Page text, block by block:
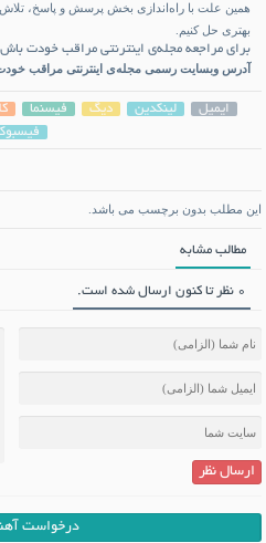
همین علت با راه‌اندازی بخش پرسش و پاسخ،
بهتری حل کنیم.
برای مراجعه مجله‌ی اینترنتی مراقب خودت باش
آدرس وبسایت رسمی مجله‌ی اینترنتی مراقب
ایمیل لینکدین دیگ فیسنما
این مطلب بدون برچسب می باشد.
مطالب مشابه
0 نظر تا کنون ارسال شده است.
ارسال نظر
درخواست